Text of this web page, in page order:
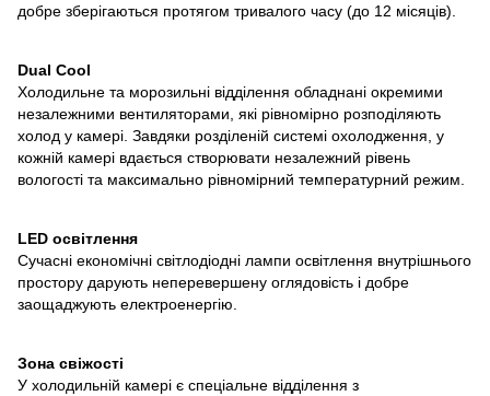
добре зберігаються протягом тривалого часу (до 12 місяців).
Dual Cool
Холодильне та морозильні відділення обладнані окремими
незалежними вентиляторами, які рівномірно розподіляють
холод у камері. Завдяки розділеній системі охолодження, у
кожній камері вдається створювати незалежний рівень
вологості та максимально рівномірний температурний режим.
LED освітлення
Сучасні економічні світлодіодні лампи освітлення внутрішнього
простору дарують неперевершену оглядовість і добре
заощаджують електроенергію.
Зона свіжості
У холодильній камері є спеціальне відділення з